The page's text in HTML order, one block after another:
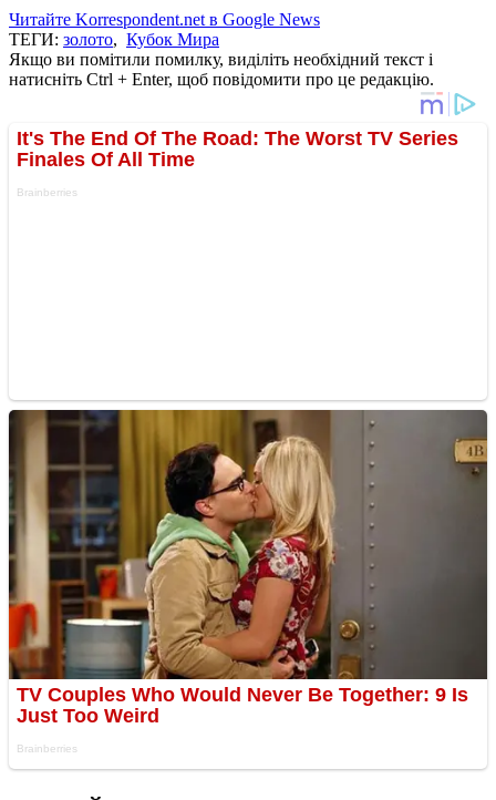
Читайте Korrespondent.net в Google News
ТЕГИ: золото, Кубок Мира
Якщо ви помітили помилку, виділіть необхідний текст і
натисніть Ctrl + Enter, щоб повідомити про це редакцію.